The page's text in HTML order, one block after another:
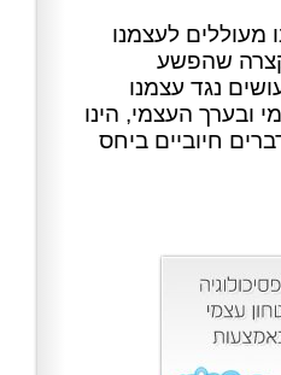
מעוללים לעצמנו
שהפשע
נגד עצמנו
ובערך העצמי, הינו
חיוביים ביחס